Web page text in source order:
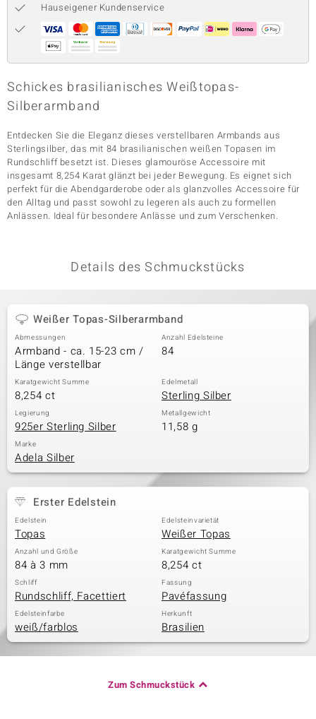
Classics
Hauseigener Kundenservice
Schickes brasilianisches Weißtopas-
Silberarmband
Entdecken Sie die Eleganz dieses verstellbaren Armbands aus
Sterlingsilber, das mit 84 brasilianischen weißen Topasen im
Rundschliff besetzt ist. Dieses glamouröse Accessoire mit
insgesamt 8,254 Karat glänzt bei jeder Bewegung. Es eignet sich
perfekt für die Abendgarderobe oder als glanzvolles Accessoire für
den Alltag und passt sowohl zu legeren als auch zu formellen
Anlässen. Ideal für besondere Anlässe und zum Verschenken.
Details des Schmuckstücks
Weißer Topas-Silberarmband
Abmessungen
Armband - ca. 15-23 cm /
Länge verstellbar
Anzahl Edelsteine
84
Karatgewicht Summe
8,254 ct
Edelmetall
Sterling Silber
Legierung
925er Sterling Silber
Metallgewicht
11,58 g
Marke
Adela Silber
Erster Edelstein
Edelstein
Topas
Edelsteinvarietät
Weißer Topas
Anzahl und Größe
84 à 3 mm
Karatgewicht Summe
8,254 ct
Schliff
Rundschliff, Facettiert
Fassung
Pavéfassung
Edelsteinfarbe
weiß/farblos
Herkunft
Brasilien
Zum Schmuckstück